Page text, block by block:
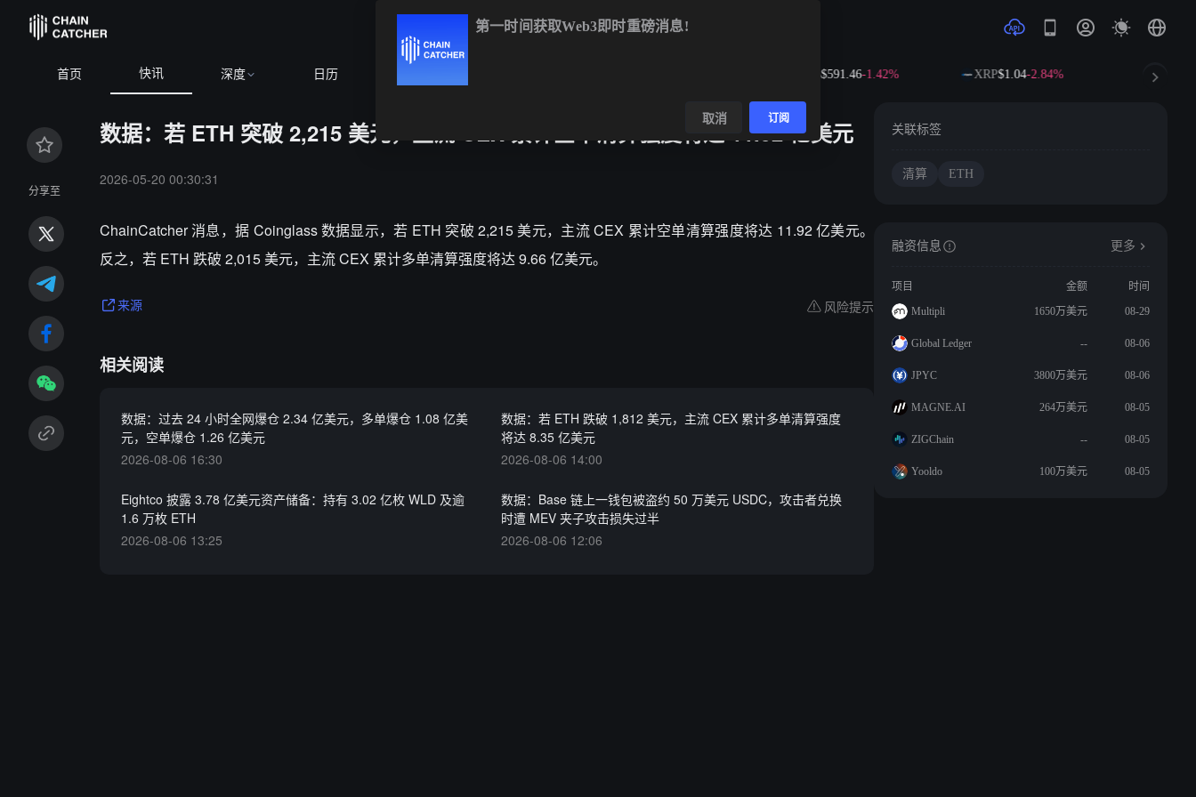
首页 快讯 深度 日历 $591.46-1.42% XRP$1.04-2.84% SOL
分享至
数据：若 ETH 突破 2,215 美元，主流 CEX 累计空单清算强度将达 11.92 亿美元
2026-05-20 00:30:31
ChainCatcher 消息，据 Coinglass 数据显示，若 ETH 突破 2,215 美元，主流 CEX 累计空单清算强度将达 11.92 亿美元。
反之，若 ETH 跌破 2,015 美元，主流 CEX 累计多单清算强度将达 9.66 亿美元。
来源 风险提示
相关阅读
数据：过去 24 小时全网爆仓 2.34 亿美元，多单爆仓 1.08 亿美
元，空单爆仓 1.26 亿美元
2026-08-06 16:30
数据：若 ETH 跌破 1,812 美元，主流 CEX 累计多单清算强度
将达 8.35 亿美元
2026-08-06 14:00
Eightco 披露 3.78 亿美元资产储备：持有 3.02 亿枚 WLD 及逾
1.6 万枚 ETH
2026-08-06 13:25
数据：Base 链上一钱包被盗约 50 万美元 USDC，攻击者兑换
时遭 MEV 夹子攻击损失过半
2026-08-06 12:06
关联标签
清算 ETH
融资信息 更多
项目 金额
时间
Multipli
1650万美元 08-29
Global Ledger -- 08-06
JPYC 3800万美元 08-06
MAGNE.AI 264万美元 08-05
ZIGChain -- 08-05
Yooldo 100万美元 08-05
第一时间获取Web3即时重磅消息!
取消 订阅